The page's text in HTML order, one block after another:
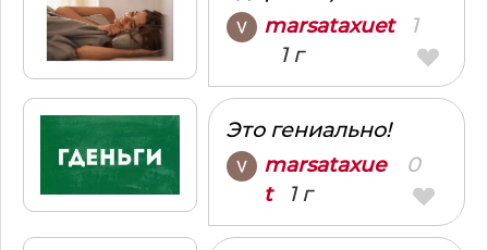
marsataxuet
1 г
1
Это гениально!
marsataxue
t1 г
0